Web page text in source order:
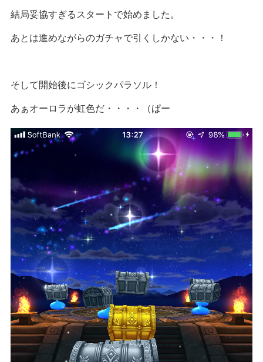
結局妥協すぎるスタートで始めました。
あとは進めながらのガチャで引くしかない・・・！
そして開始後にゴシックパラソル！
あぁオーロラが虹色だ・・・・（ぱー